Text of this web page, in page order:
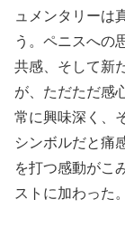
ュメンタリーは
う。ペニスへの
共感、そして新
が、ただただ感
常に興味深く、
シンボルだと痛
を打つ感動がこ
ストに加わった。